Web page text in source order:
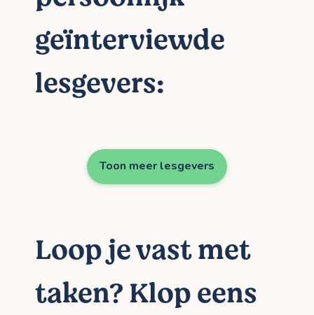
geïnterviewde
lesgevers:
Toon meer lesgevers
Loop je vast met
taken? Klop eens